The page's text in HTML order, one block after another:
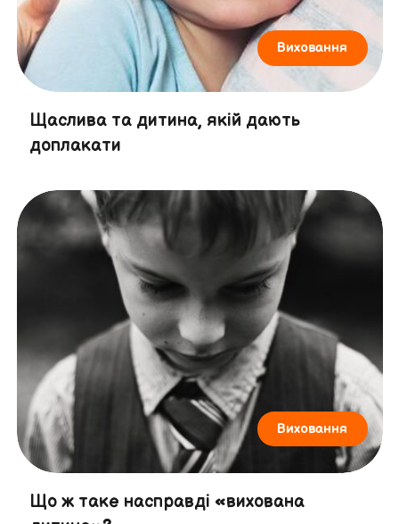
Виховання
Щаслива та дитина, якій дають
доплакати
Виховання
Що ж таке насправді «вихована